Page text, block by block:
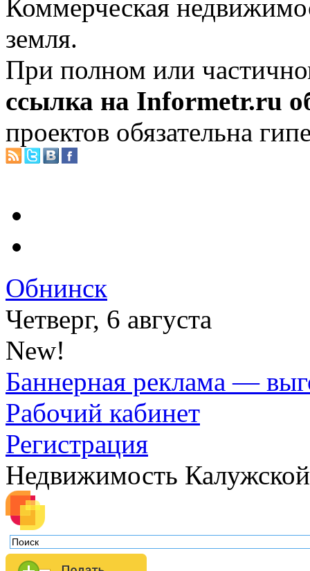
Коммерческая
земля.
При полном или
ссылка на Informetr.ru
проектов обязательна
Обнинск
Четверг, 6 августа
New!
Баннерная реклама —
Рабочий кабинет
Регистрация
Недвижимость